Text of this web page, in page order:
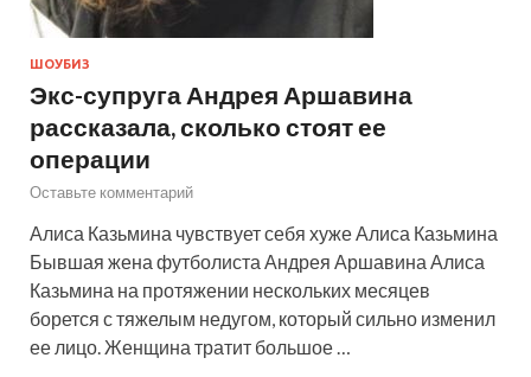
ШОУБИЗ
Экс-супруга Андрея Аршавина
рассказала, сколько стоят ее
операции
Оставьте комментарий
Алиса Казьмина чувствует себя хуже Алиса Казьмина
Бывшая жена футболиста Андрея Аршавина Алиса
Казьмина на протяжении нескольких месяцев
борется с тяжелым недугом, который сильно изменил
ее лицо. Женщина тратит большое …